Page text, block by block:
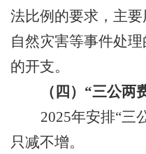
法比例的要求 ，主
自然灾害等事件处
的开支。
（四） “三公两
2025年安排“三
只减不增。